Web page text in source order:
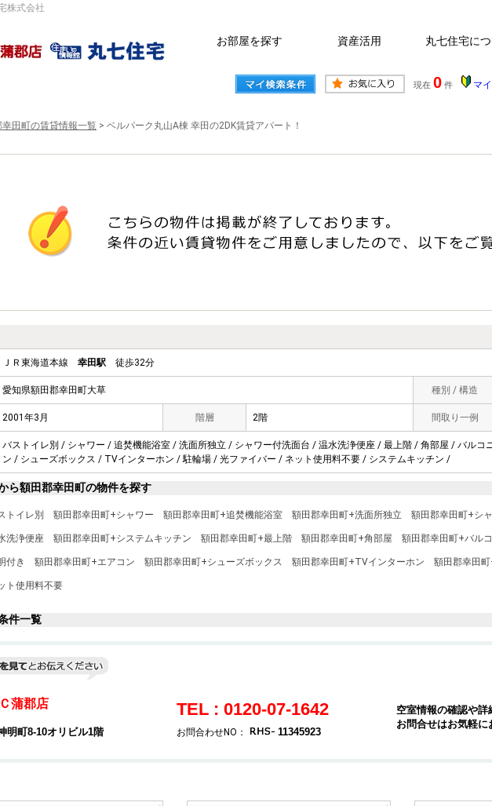
株式会社
お部屋を探す 資産活用 丸七住宅に
現在 0 件 マ
幸田町の賃貸情報一覧 > ベルパーク丸山A棟 幸田の2DK賃貸アパート！
ＪＲ東海道本線 幸田駅 徒歩32分
愛知県額田郡幸田町大草 種別 / 構造
2001年3月 階層 2階 間取り一例
バストイレ別 / シャワー / 追焚機能浴室 / 洗面所独立 / シャワー付洗面台 / 温水洗浄便座 / 最上階 / 角部屋 / バルコ
ン / シューズボックス / TVインターホン / 駐輪場 / 光ファイバー / ネット使用料不要 / システムキッチン /
ら額田郡幸田町の物件を探す
トイレ別 額田郡幸田町+シャワー 額田郡幸田町+追焚機能浴室 額田郡幸田町+洗面所独立 額田郡幸田町+シ
洗浄便座 額田郡幸田町+システムキッチン 額田郡幸田町+最上階 額田郡幸田町+角部屋 額田郡幸田町+バル
付き 額田郡幸田町+エアコン 額田郡幸田町+シューズボックス 額田郡幸田町+TVインターホン 額田郡幸田
ト使用料不要
件一覧
蒲郡店
明町8-10オリビル1階
TEL : 0120-07-1642
お問合わせNO： 11345923
空室情報の確認や詳
お問合せはお気軽に